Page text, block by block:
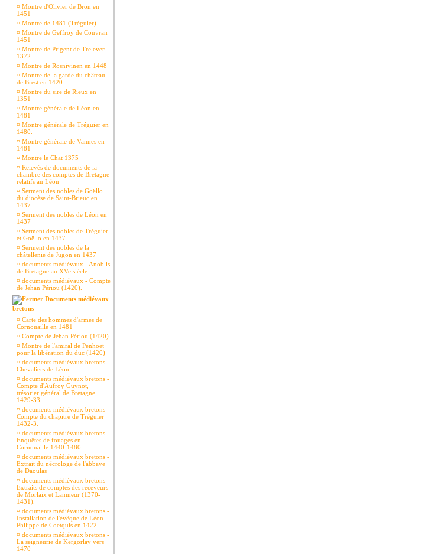
¤ Montre d'Olivier de Bron en
1451
¤ Montre de 1481 (Tréguier)
¤ Montre de Geffroy de Couvran
1451
¤ Montre de Prigent de Trelever
1372
¤ Montre de Rosnivinen en 1448
¤ Montre de la garde du château
de Brest en 1420
¤ Montre du sire de Rieux en
1351
¤ Montre générale de Léon en
1481
¤ Montre générale de Tréguier en
1480.
¤ Montre générale de Vannes en
1481
¤ Montre le Chat 1375
¤ Relevés de documents de la
chambre des comptes de Bretagne
relatifs au Léon
¤ Serment des nobles de Goëllo
du diocèse de Saint-Brieuc en
1437
¤ Serment des nobles de Léon en
1437
¤ Serment des nobles de Tréguier
et Goëllo en 1437
¤ Serment des nobles de la
châtellenie de Jugon en 1437
¤ documents médiévaux - Anoblis
de Bretagne au XVe siècle
¤ documents médiévaux - Compte
de Jehan Périou (1420).
Documents médiévaux
bretons
¤ Carte des hommes d'armes de
Cornouaille en 1481
¤ Compte de Jehan Périou (1420).
¤ Montre de l'amiral de Penhoet
pour la libération du duc (1420)
¤ documents médiévaux bretons -
Chevaliers de Léon
¤ documents médiévaux bretons -
Compte d'Aufroy Guynot,
trésorier général de Bretagne,
1429-33
¤ documents médiévaux bretons -
Compte du chapitre de Tréguier
1432-3.
¤ documents médiévaux bretons -
Enquêtes de fouages en
Cornouaille 1440-1480
¤ documents médiévaux bretons -
Extrait du nécrologe de l'abbaye
de Daoulas
¤ documents médiévaux bretons -
Extraits de comptes des receveurs
de Morlaix et Lanmeur (1370-
1431).
¤ documents médiévaux bretons -
Installation de l'évêque de Léon
Philippe de Coetquis en 1422.
¤ documents médiévaux bretons -
La seigneurie de Kergorlay vers
1470